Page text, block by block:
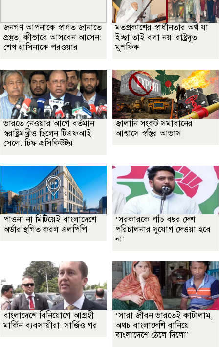
জনগণ আপনাকে স্বাগত জানাতে
প্রস্তুত, কীভাবে আসবেন আসেন:
শেখ হাসিনাকে পরওয়ার
মতপ্রকাশের স্বাধীনতার অর্থ যা
ইচ্ছা তাই বলা নয়: রাষ্ট্রদূত
মুশফিক
ভারতে নেওয়ার আগে বর্তমান
স্বরাষ্ট্রমন্ত্রীও ছিলেন টিএফআই
সেলে: চিফ প্রসিকিউটর
জ্বালানি সংকট সমাধানের
আশ্বাসে স্বস্তির আভাস
পাওনা না মিটিয়েই বাংলাদেশে
অর্ডার স্থগিত করল এলপিপি
‘সরকারকে পাঁচ বছর দেশ
পরিচালনার সুযোগ দেওয়া হবে
না’
বাংলাদেশে বিনিয়োগে আগ্রহী
মার্কিন ব্যবসায়ীরা: সার্জিও গর
‘সারা জীবন ভারতেই কাটালাম,
অথচ বাংলাদেশি বানিয়ে
বাংলাদেশে ঠেলে দিলো’